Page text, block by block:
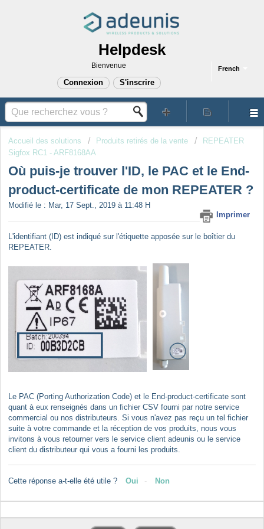
Helpdesk
French
Bienvenue
Connexion S'inscrire
Accueil des solutions Produits retirés de la vente
REPEATER
Sigfox RC1 - ARF8168AA
Où puis-je trouver l'ID, le PAC et le End-
product-certificate de mon REPEATER ?
Imprimer
Modifié le : Mar, 17 Sept., 2019 à 11:48 H
L'identifiant (ID) est indiqué sur l'étiquette apposée sur le boîtier du
REPEATER.
Le PAC (Porting Authorization Code) et le End-product-certificate sont
quant à eux renseignés dans un fichier CSV fourni par notre service
commercial ou nos distributeurs. Si vous n'avez pas reçu un tel fichier
suite à votre commande et la réception de vos produits, nous vous
invitons à vous retourner vers le service client adeunis ou le service
client du distributeur qui vous a fourni les produits.
Cette réponse a-t-elle été utile ? Oui Non